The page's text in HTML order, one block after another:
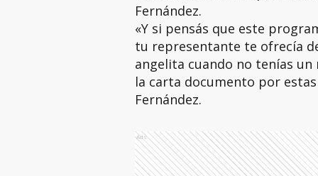
Fernández.
«Y si pensás que este
tu representante te ofrecía
angelita cuando no tenías
la carta documento por
Fernández.
Ads